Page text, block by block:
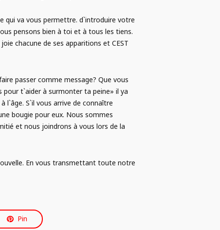
qui va vous permettre. d`introduire votre
pensons bien à toi et à tous les tiens.
chacune de ses apparitions et CEST
passer comme message? Que vous
pour t`aider à surmonter ta peine» il ya
l`âge. S`il vous arrive de connaître
bougie pour eux. Nous sommes
et nous joindrons à vous lors de la
En vous transmettant toute notre
Pin